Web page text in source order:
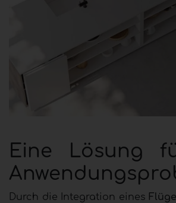
Eine Lösung
Durch die Integration eines